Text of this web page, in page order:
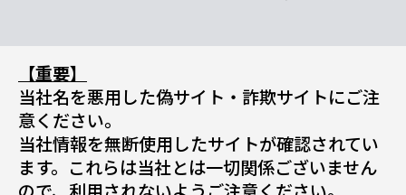
【重要】
当社名を悪用した偽サイト・詐欺サイトにご注
意ください。
当社情報を無断使用したサイトが確認されてい
ます。これらは当社とは一切関係ございません